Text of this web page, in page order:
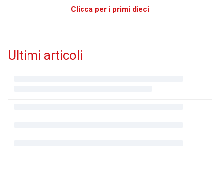
Clicca per i primi dieci
Ultimi articoli